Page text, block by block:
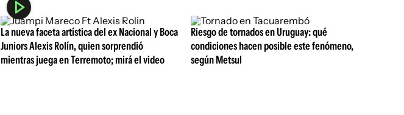
La nueva faceta artística del ex Nacional y Boca
Juniors Alexis Rolín, quien sorprendió
mientras juega en Terremoto; mirá el video
Riesgo de tornados en Uruguay: qué
condiciones hacen posible este fenómeno,
según Metsul